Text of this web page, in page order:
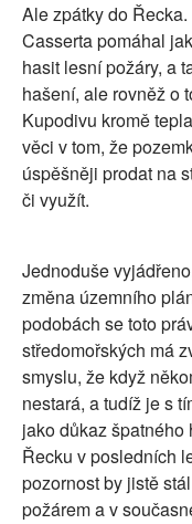
Ale zpátky do
Casserta pomáhal
hasit lesní požáry, a
hašení, ale rovněž o
Kupodivu kromě
věci v tom, že
úspěšněji prodat na
či využít.
Jednoduše
změna územního
podobách se toto
středomořských má
smyslu, že když
nestará, a tudíž je s
jako důkaz
Řecku v posledních
pozornost by jistě
požárem a v